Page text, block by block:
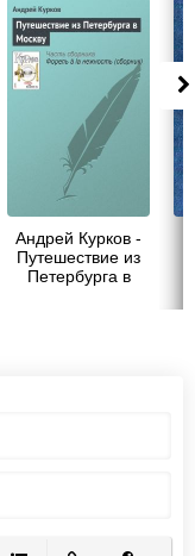
Андрей Курков -
Путешествие из
Петербурга в